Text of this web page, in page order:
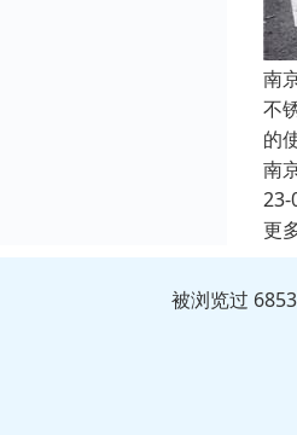
南
不
的
南
23-
更
被浏览过